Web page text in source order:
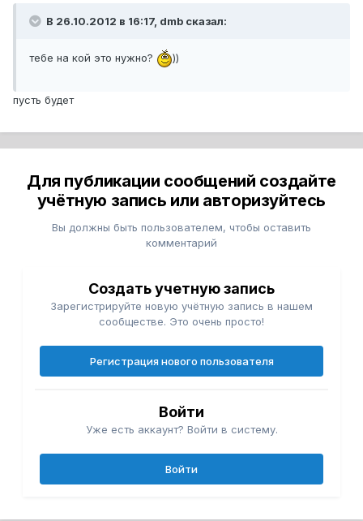
В 26.10.2012 в 16:17, dmb сказал:
тебе на кой это нужно? ))
пусть будет
Для публикации сообщений создайте
учётную запись или авторизуйтесь
Вы должны быть пользователем, чтобы оставить
комментарий
Создать учетную запись
Зарегистрируйте новую учётную запись в нашем
сообществе. Это очень просто!
Регистрация нового пользователя
Войти
Уже есть аккаунт? Войти в систему.
Войти